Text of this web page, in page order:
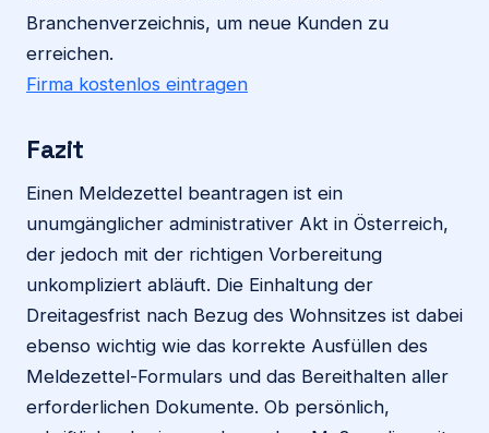
Branchenverzeichnis, um neue Kunden zu
erreichen.
Firma kostenlos eintragen
Fazit
Einen Meldezettel beantragen ist ein
unumgänglicher administrativer Akt in Österreich,
der jedoch mit der richtigen Vorbereitung
unkompliziert abläuft. Die Einhaltung der
Dreitagesfrist nach Bezug des Wohnsitzes ist dabei
ebenso wichtig wie das korrekte Ausfüllen des
Meldezettel-Formulars und das Bereithalten aller
erforderlichen Dokumente. Ob persönlich,